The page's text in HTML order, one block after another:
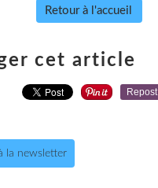
Retour à l'accueil
cet article
Repost
la newsletter